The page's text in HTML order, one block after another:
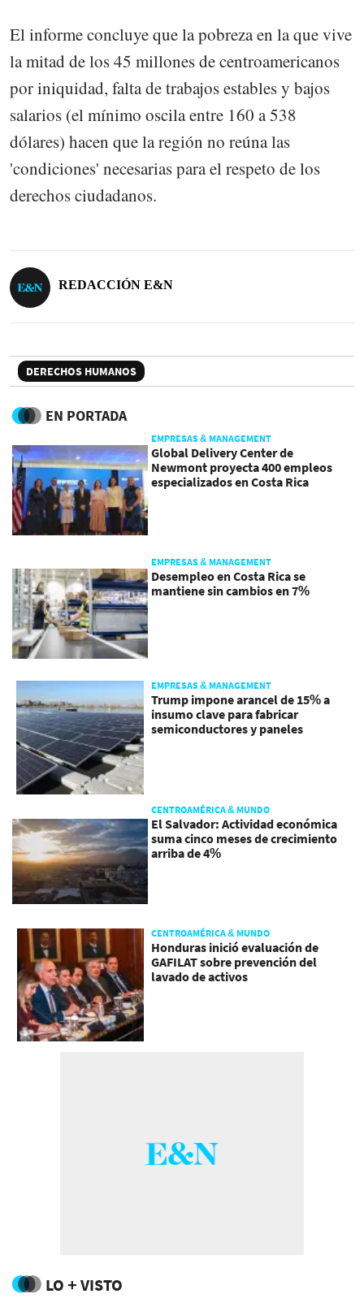
El informe concluye que la pobreza en la que vive
la mitad de los 45 millones de centroamericanos
por iniquidad, falta de trabajos estables y bajos
salarios (el mínimo oscila entre 160 a 538
dólares) hacen que la región no reúna las
'condiciones' necesarias para el respeto de los
derechos ciudadanos.
REDACCIÓN E&N
DERECHOS HUMANOS
EN PORTADA
EMPRESAS & MANAGEMENT
Global Delivery Center de
Newmont proyecta 400 empleos
especializados en Costa Rica
EMPRESAS & MANAGEMENT
Desempleo en Costa Rica se
mantiene sin cambios en 7%
EMPRESAS & MANAGEMENT
Trump impone arancel de 15% a
insumo clave para fabricar
semiconductores y paneles
CENTROAMÉRICA & MUNDO
El Salvador: Actividad económica
suma cinco meses de crecimiento
arriba de 4%
CENTROAMÉRICA & MUNDO
Honduras inició evaluación de
GAFILAT sobre prevención del
lavado de activos
LO + VISTO